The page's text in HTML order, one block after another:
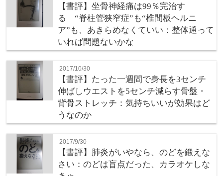
【書評】坐骨神経痛は99％完治す
る “脊柱管狭窄症”も“椎間板ヘルニ
ア”も、あきらめなくていい：整体通って
いれば問題ないかな
2017/10/30
【書評】たった一週間で身長を3センチ
伸ばしウエストを5センチ減らす骨盤・
背骨ストレッチ：気持ちいいが効果はど
うなのか
2017/9/30
【書評】肺炎がいやなら、のどを鍛えな
さい：のどは盲点だった、カラオケしな